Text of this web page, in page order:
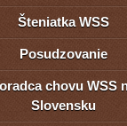
Šteniatka WSS
Posudzovanie
chovu WSS
Slovensku